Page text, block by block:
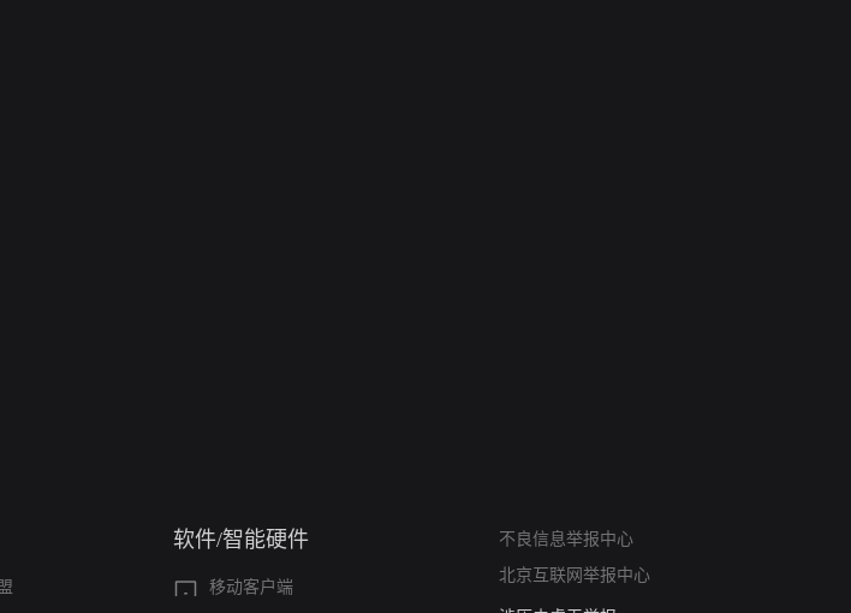
软件/智能硬件
移动客户端
不良信息举报中心
北京互联网举报中心
亚运会举报专区